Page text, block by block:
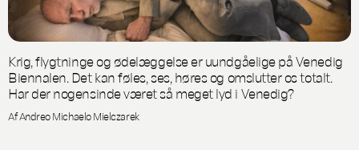
Krig, flygtninge og ødelæggelse er uundgåelige på Venedig
Biennalen. Det kan føles, ses, høres og omslutter os totalt.
Har der nogensinde været så meget lyd i Venedig?
Af Andreo Michaelo Mielczarek